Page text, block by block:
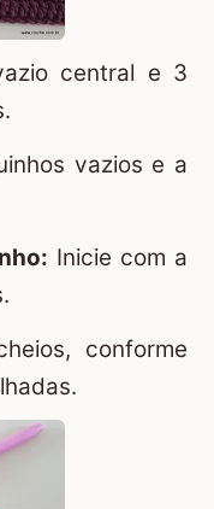
central e 3
vazios e a
Inicie com a
conforme